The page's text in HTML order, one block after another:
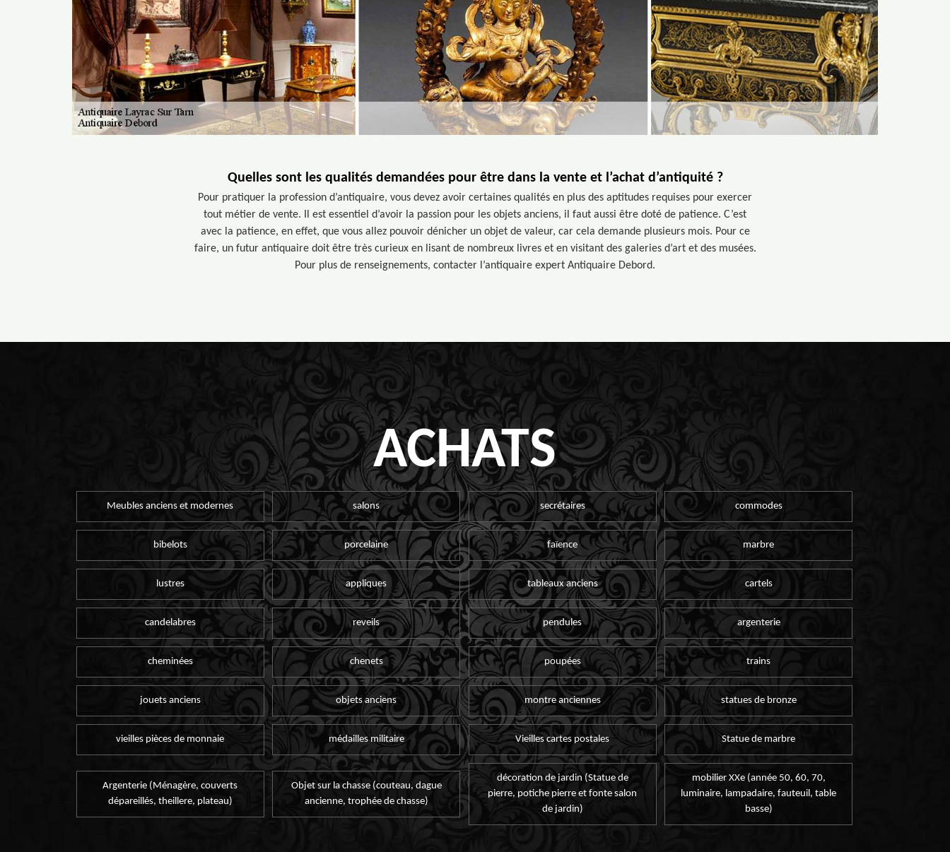
Quelles sont les qualités demandées pour être dans la vente et l’achat d’antiquité ?
Pour pratiquer la profession d’antiquaire, vous devez avoir certaines qualités en plus des aptitudes requises pour exercer
tout métier de vente. Il est essentiel d’avoir la passion pour les objets anciens, il faut aussi être doté de patience. C’est
avec la patience, en effet, que vous allez pouvoir dénicher un objet de valeur, car cela demande plusieurs mois. Pour ce
faire, un futur antiquaire doit être très curieux en lisant de nombreux livres et en visitant des galeries d’art et des musées.
Pour plus de renseignements, contacter l’antiquaire expert Antiquaire Debord.
ACHATS
Meubles anciens et modernes salons secrétaires commodes
bibelots porcelaine faïence marbre
lustres appliques tableaux anciens cartels
candelabres reveils pendules argenterie
cheminées chenets poupées trains
jouets anciens objets anciens montre anciennes statues de bronze
vieilles pièces de monnaie médailles militaire Vieilles cartes postales Statue de marbre
Argenterie (Ménagère, couverts
dépareillés, theillere, plateau)
Objet sur la chasse (couteau, dague
ancienne, trophée de chasse)
décoration de jardin (Statue de
pierre, potiche pierre et fonte salon
de jardin)
mobilier XXe (année 50, 60, 70,
luminaire, lampadaire, fauteuil, table
basse)